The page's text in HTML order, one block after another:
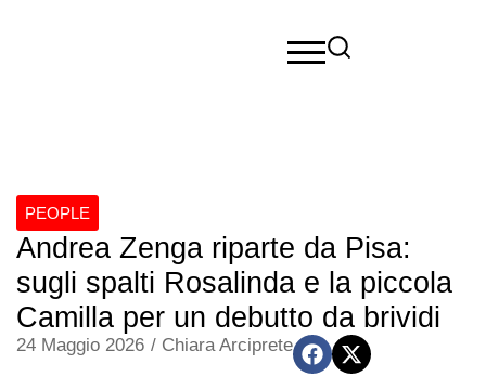
PEOPLE
Andrea Zenga riparte da Pisa:
sugli spalti Rosalinda e la piccola
Camilla per un debutto da brividi
24 Maggio 2026 / Chiara Arciprete